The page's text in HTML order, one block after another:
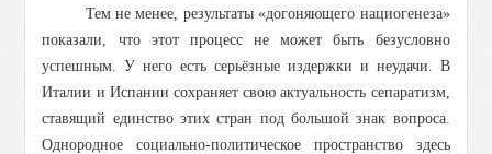
Тем не менее, результаты «догоняющего нациогенеза»
показали, что этот процесс не может быть безусловно
успешным. У него есть серьёзные издержки и неудачи. В
Италии и Испании сохраняет свою актуальность сепаратизм,
ставящий единство этих стран под большой знак вопроса.
Однородное социально-политическое пространство здесь